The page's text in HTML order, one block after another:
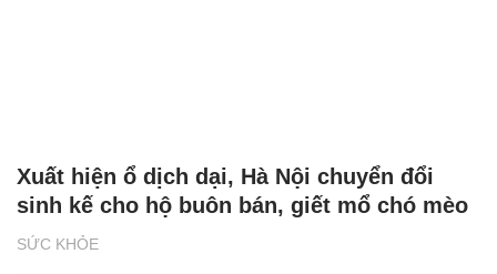
SỨC KHỎE
Xuất hiện ổ dịch dại, Hà Nội chuyển đổi
sinh kế cho hộ buôn bán, giết mổ chó mèo